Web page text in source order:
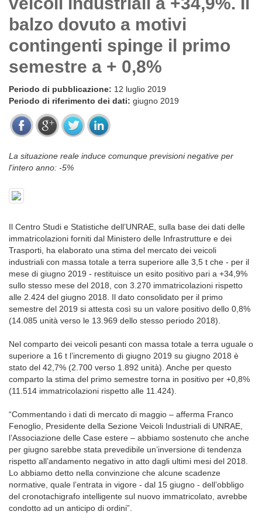
balzo dovuto a motivi
contingenti spinge il primo
semestre a + 0,8%
Periodo di pubblicazione: 12 luglio 2019
Periodo di riferimento dei dati: giugno 2019
La situazione reale induce comunque previsioni negative per
l'intero anno: -5%
Il Centro Studi e Statistiche dell’UNRAE, sulla base dei dati delle
immatricolazioni forniti dal Ministero delle Infrastrutture e dei
Trasporti, ha elaborato una stima del mercato dei veicoli
industriali con massa totale a terra superiore alle 3,5 t che - per il
mese di giugno 2019 - restituisce un esito positivo pari a +34,9%
sullo stesso mese del 2018, con 3.270 immatricolazioni rispetto
alle 2.424 del giugno 2018. Il dato consolidato per il primo
semestre del 2019 si attesta così su un valore positivo dello 0,8%
(14.085 unità verso le 13.969 dello stesso periodo 2018).
Nel comparto dei veicoli pesanti con massa totale a terra uguale o
superiore a 16 t l’incremento di giugno 2019 su giugno 2018 è
stato del 42,7% (2.700 verso 1.892 unità). Anche per questo
comparto la stima del primo semestre torna in positivo per +0,8%
(11.514 immatricolazioni rispetto alle 11.424).
“Commentando i dati di mercato di maggio – afferma Franco
Fenoglio, Presidente della Sezione Veicoli Industriali di UNRAE,
l’Associazione delle Case estere – abbiamo sostenuto che anche
per giugno sarebbe stata prevedibile un’inversione di tendenza
rispetto all’andamento negativo in atto dagli ultimi mesi del 2018.
Lo abbiamo detto nella convinzione che alcune scadenze
normative, quale l’entrata in vigore - dal 15 giugno - dell’obbligo
del cronotachigrafo intelligente sul nuovo immatricolato, avrebbe
condotto ad un anticipo di ordini”.